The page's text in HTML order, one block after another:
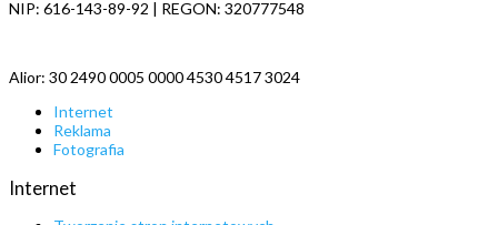
NIP: 616-143-89-92 | REGON: 320777548
Alior: 30 2490 0005 0000 4530 4517 3024
Internet
Reklama
Fotografia
Internet